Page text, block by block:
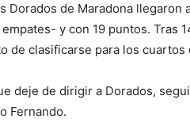
Dorados de Maradona
y con 19 puntos. Tras
de clasificarse para los cuartos
deje de dirigir a Dorados,
Fernando.